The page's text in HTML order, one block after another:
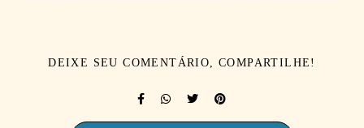
DEIXE SEU COMENTÁRIO, COMPARTILHE!